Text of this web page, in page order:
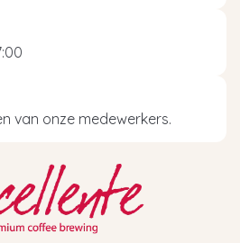
van onze medewerkers.